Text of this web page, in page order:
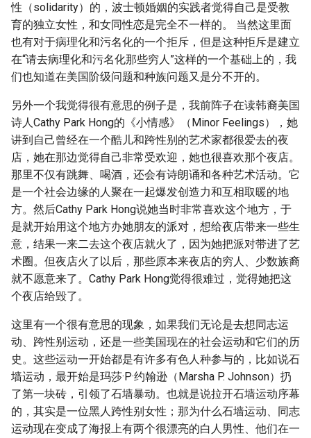
性（solidarity）的，波士顿婚姻的实践者觉得自己是受教
育的独立女性，和女同性恋是完全不一样的。 当然这里面
也有对于病理化和污名化的一个拒斥，但是这种拒斥是建立
在“请去病理化和污名化那些穷人”这样的一个基础上的，我
们也知道在美国阶级问题和种族问题又是分不开的。
另外一个我觉得很有意思的例子是，我前阵子在读韩裔美国
诗人Cathy Park Hong的《小情感》（Minor Feelings），她
讲到自己曾经在一个酷儿和跨性别的艺术家都很爱去的夜
店，她在那边觉得自己非常受欢迎，她也很喜欢那个夜店。
那里不仅有跳舞、喝酒，还会有诗朗诵和各种艺术活动。它
是一个社会边缘的人聚在一起爆发创造力和互相取暖的地
方。然后Cathy Park Hong说她当时非常喜欢这个地方，于
是就开始用这个地方办她朋友的派对，想给夜店带来一些生
意，结果一来二去这个夜店就火了，因为她把派对带进了艺
术圈。但夜店火了以后，那些原本来夜店的穷人、少数族裔
就不愿意来了。Cathy Park Hong觉得很难过，觉得她把这
个夜店给毁了。
这里有一个很有意思的现象，如果我们无论是去想同志运
动、跨性别运动，还是一些美国现在的社会运动和它们的历
史。这些运动一开始都是有许多有色人种参与的，比如说石
墙运动，最开始是玛莎·P·约翰逊（Marsha P. Johnson）扔
了第一块砖，引领了石墙暴动。也就是说拉开石墙运动序幕
的，其实是一位黑人跨性别女性；那为什么石墙运动、同志
运动现在变成了海报上有两个很漂亮的白人男性、他们在一